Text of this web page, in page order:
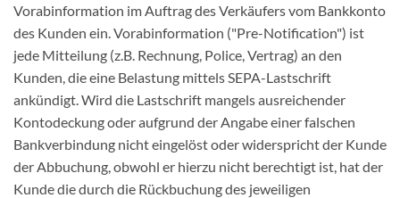
Vorabinformation im Auftrag des Verkäufers vom Bankkonto
des Kunden ein. Vorabinformation ("Pre-Notification") ist
jede Mitteilung (z.B. Rechnung, Police, Vertrag) an den
Kunden, die eine Belastung mittels SEPA-Lastschrift
ankündigt. Wird die Lastschrift mangels ausreichender
Kontodeckung oder aufgrund der Angabe einer falschen
Bankverbindung nicht eingelöst oder widerspricht der Kunde
der Abbuchung, obwohl er hierzu nicht berechtigt ist, hat der
Kunde die durch die Rückbuchung des jeweiligen